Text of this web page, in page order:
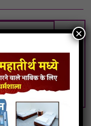
Veer Vani
×